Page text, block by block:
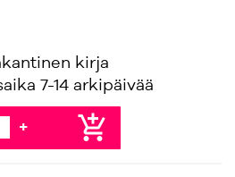
kirja
7-14 arkipäivää
+ add_shopping_cart